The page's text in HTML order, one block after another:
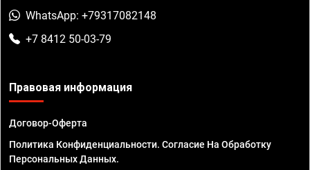
WhatsApp: +79317082148
+7 8412 50-03-79
Правовая информация
Договор-Оферта
Политика Конфиденциальности. Согласие На Обработку
Персональных Данных.